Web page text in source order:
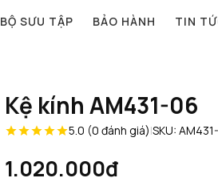
BỘ SƯU TẬP BẢO HÀNH TIN
Kệ kính AM431-06
5.0 (0 đánh giá)|SKU:
1.020.000đ